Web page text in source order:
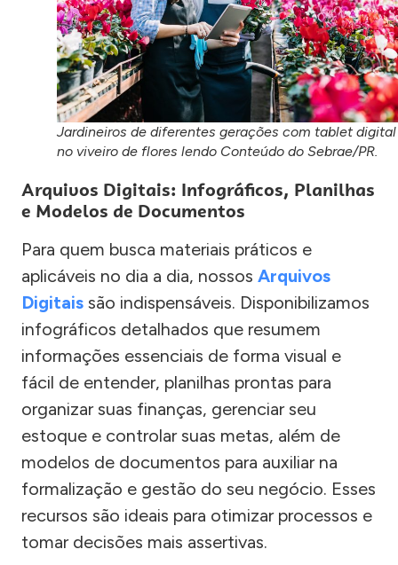
Jardineiros de diferentes gerações com tablet digital
no viveiro de flores lendo Conteúdo do Sebrae/PR.
Arquivos Digitais: Infográficos, Planilhas
e Modelos de Documentos
Para quem busca materiais práticos e
aplicáveis no dia a dia, nossos Arquivos
Digitais são indispensáveis. Disponibilizamos
infográficos detalhados que resumem
informações essenciais de forma visual e
fácil de entender, planilhas prontas para
organizar suas finanças, gerenciar seu
estoque e controlar suas metas, além de
modelos de documentos para auxiliar na
formalização e gestão do seu negócio. Esses
recursos são ideais para otimizar processos e
tomar decisões mais assertivas.